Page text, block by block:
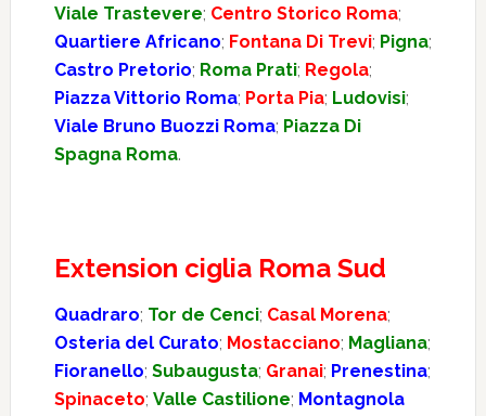
Viale Trastevere; Centro Storico Roma;
Quartiere Africano; Fontana Di Trevi; Pigna;
Castro Pretorio; Roma Prati; Regola;
Piazza Vittorio Roma; Porta Pia; Ludovisi;
Viale Bruno Buozzi Roma; Piazza Di
Spagna Roma.
Extension ciglia Roma Sud
Quadraro; Tor de Cenci; Casal Morena;
Osteria del Curato; Mostacciano; Magliana;
Fioranello; Subaugusta; Granai; Prenestina;
Spinaceto; Valle Castilione; Montagnola